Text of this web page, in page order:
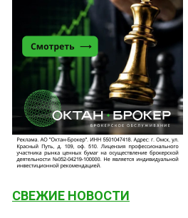
СВЕЖИЕ НОВОСТИ